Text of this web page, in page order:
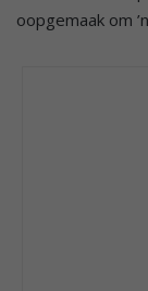
oopgemaak om